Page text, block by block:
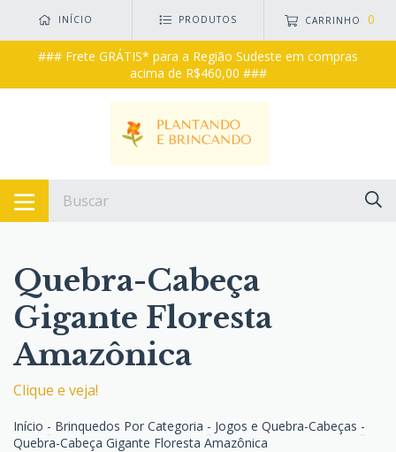
INÍCIO PRODUTOS CARRINHO 0
### Frete GRÁTIS* para a Região Sudeste em compras
acima de R$460,00 ###
Quebra-Cabeça
Gigante Floresta
Amazônica
Clique e veja!
Início - Brinquedos Por Categoria - Jogos e Quebra-Cabeças -
Quebra-Cabeça Gigante Floresta Amazônica